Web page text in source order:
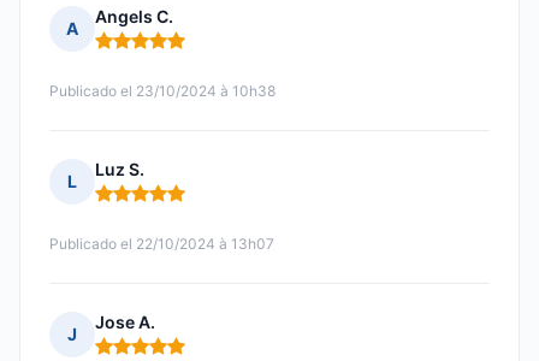
A
Angels C.
Nota: 5 de 5
Publicado el 23/10/2024 à 10h38
L
Luz S.
Nota: 5 de 5
Publicado el 22/10/2024 à 13h07
J
Jose A.
Nota: 5 de 5